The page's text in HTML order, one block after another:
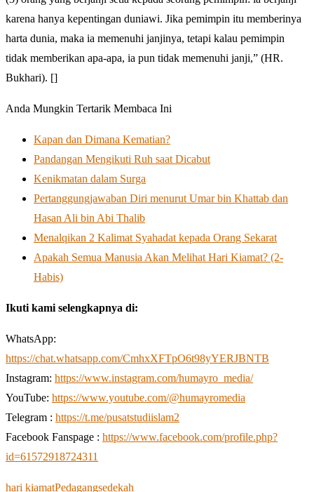
karena hanya kepentingan duniawi. Jika pemimpin itu memberinya
harta dunia, maka ia memenuhi janjinya, tetapi kalau pemimpin
tidak memberikan apa-apa, ia pun tidak memenuhi janji,” (HR.
Bukhari). []
Anda Mungkin Tertarik Membaca Ini
Kapan dan Dimana Kematian?
Pandangan Mengikuti Ruh saat Dicabut
Kenikmatan dalam Surga
Pertanggungjawaban Diri menurut Umar bin Khattab dan
Hasan Ali bin Abi Thalib
Menalqikan 2 Kalimat Syahadat kepada Orang Sekarat
Apakah Semua Manusia Akan Melihat Hari Kiamat? (2-
Habis)
Ikuti kami selengkapnya di:
WhatsApp:
https://chat.whatsapp.com/CmhxXFTpO6t98yYERJBNTB
Instagram: https://www.instagram.com/humayro_media/
YouTube: https://www.youtube.com/@humayromedia
Telegram : https://t.me/pusatstudiislam2
Facebook Fanspage : https://www.facebook.com/profile.php?
id=61572918724311
hari kiamatPedagangsedekah